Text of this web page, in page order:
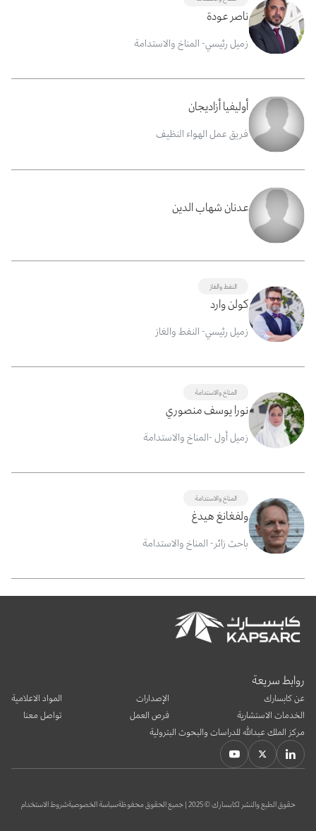
ناصر عودة
زميل رئيسي- المناخ والاستدامة
أوليفيا أزاديجان
فريق عمل الهواء النظيف
عدنان شهاب الدين
النفط والغاز
كولن وارد
زميل رئيسي- النفط والغاز
المناخ والاستدامة
نورا يوسف منصوري
زميل أول -المناخ والاستدامة
المناخ والاستدامة
ولفغانغ هيدغ
باحث زائر- المناخ والاستدامة
روابط سريعة
عن كابسارك
الخدمات الاستشارية
الإصدارات
فرص العمل
المواد الاعلامية
تواصل معنا
مركز الملك عبدالله للدراسات والبحوث البترولية
حقوق الطبع والنشر لكابسارك © 2025 | جميع الحقوق محفوظة سياسة الخصوصيةشروط الاستخدام